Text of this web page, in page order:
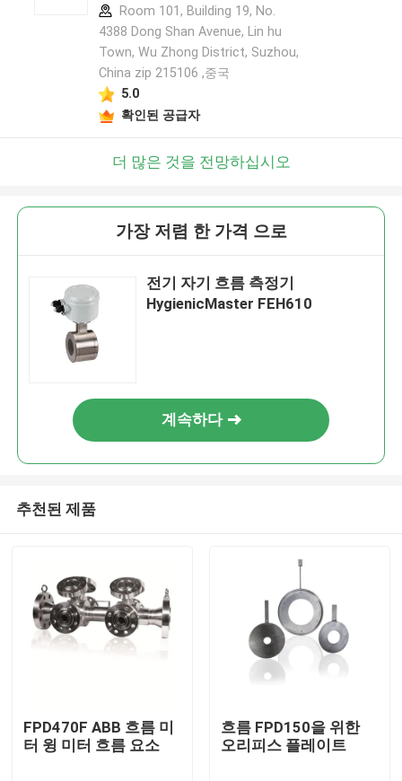
Room 101, Building 19, No.
4388 Dong Shan Avenue, Lin hu
Town, Wu Zhong District, Suzhou,
China zip 215106 ,중국
5.0
확인된 공급자
더 많은 것을 전망하십시오
가장 저렴 한 가격 으로
전기 자기 흐름 측정기
HygienicMaster FEH610
계속하다
추천된 제품
FPD470F ABB 흐름 미
터 윙 미터 흐름 요소
흐름 FPD150을 위한
오리피스 플레이트